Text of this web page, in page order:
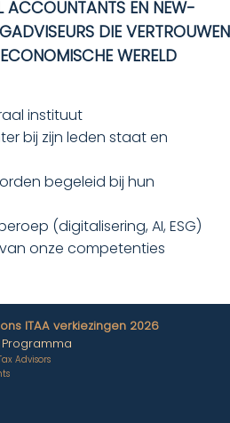
ACCOUNTANTS EN NEW-
DIE VERTROUWEN
WERELD
instituut
bij zijn leden staat en
begeleid bij hun
(digitalisering, AI, ESG)
onze competenties
ITAA verkiezingen 2026
Programma
Advisors